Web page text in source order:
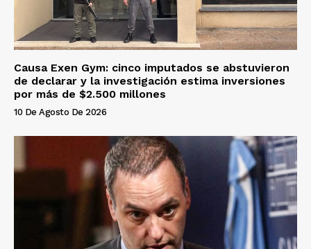
Causa Exen Gym: cinco imputados se abstuvieron
de declarar y la investigación estima inversiones
por más de $2.500 millones
10 De Agosto De 2026